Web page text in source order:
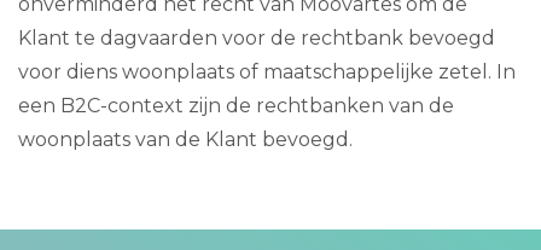
Klant te dagvaarden voor de rechtbank bevoegd
voor diens woonplaats of maatschappelijke zetel. In
een B2C-context zijn de rechtbanken van de
woonplaats van de Klant bevoegd.